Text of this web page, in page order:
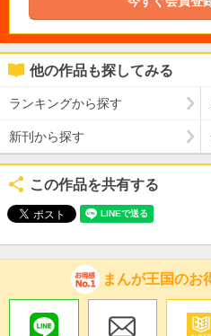
他の作品も探してみる
ランキングから探す
新刊から探す
この作品を共有する
まんが王国のお